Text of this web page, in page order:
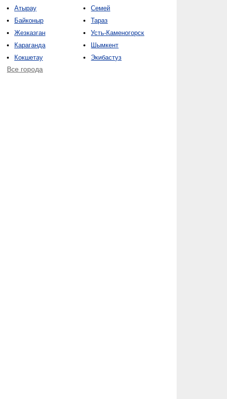
Атырау
Байконыр
Жезказган
Караганда
Кокшетау
Семей
Тараз
Усть-Каменогорск
Шымкент
Экибастуз
Все города